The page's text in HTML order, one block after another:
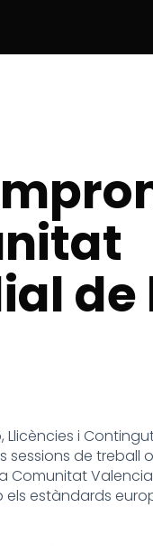
de
Llicències i
sessions de treball
els estàndards